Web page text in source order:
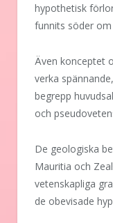
hypothetisk
funnits söder
Även konceptet
verka
begrepp
och
De geologiska
Mauritia och
vetenskapliga
de obevisade